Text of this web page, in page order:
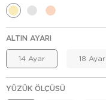
ALTIN AYARI
14 Ayar 18 Ayar
YÜZÜK ÖLÇÜSÜ